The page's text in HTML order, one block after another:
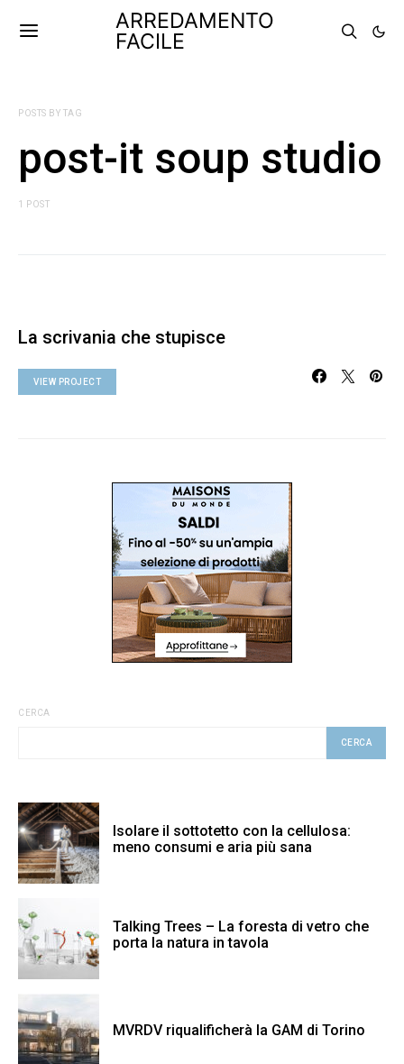
ARREDAMENTO
FACILE
POSTS BY TAG
post-it soup studio
1 POST
La scrivania che stupisce
VIEW PROJECT
CERCA
CERCA
Isolare il sottotetto con la cellulosa:
meno consumi e aria più sana
Talking Trees – La foresta di vetro che
porta la natura in tavola
MVRDV riqualificherà la GAM di Torino